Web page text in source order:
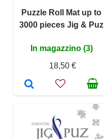
Puzzle Roll Mat up to
3000 pieces Jig & Puz
In magazzino (3)
18,50 €